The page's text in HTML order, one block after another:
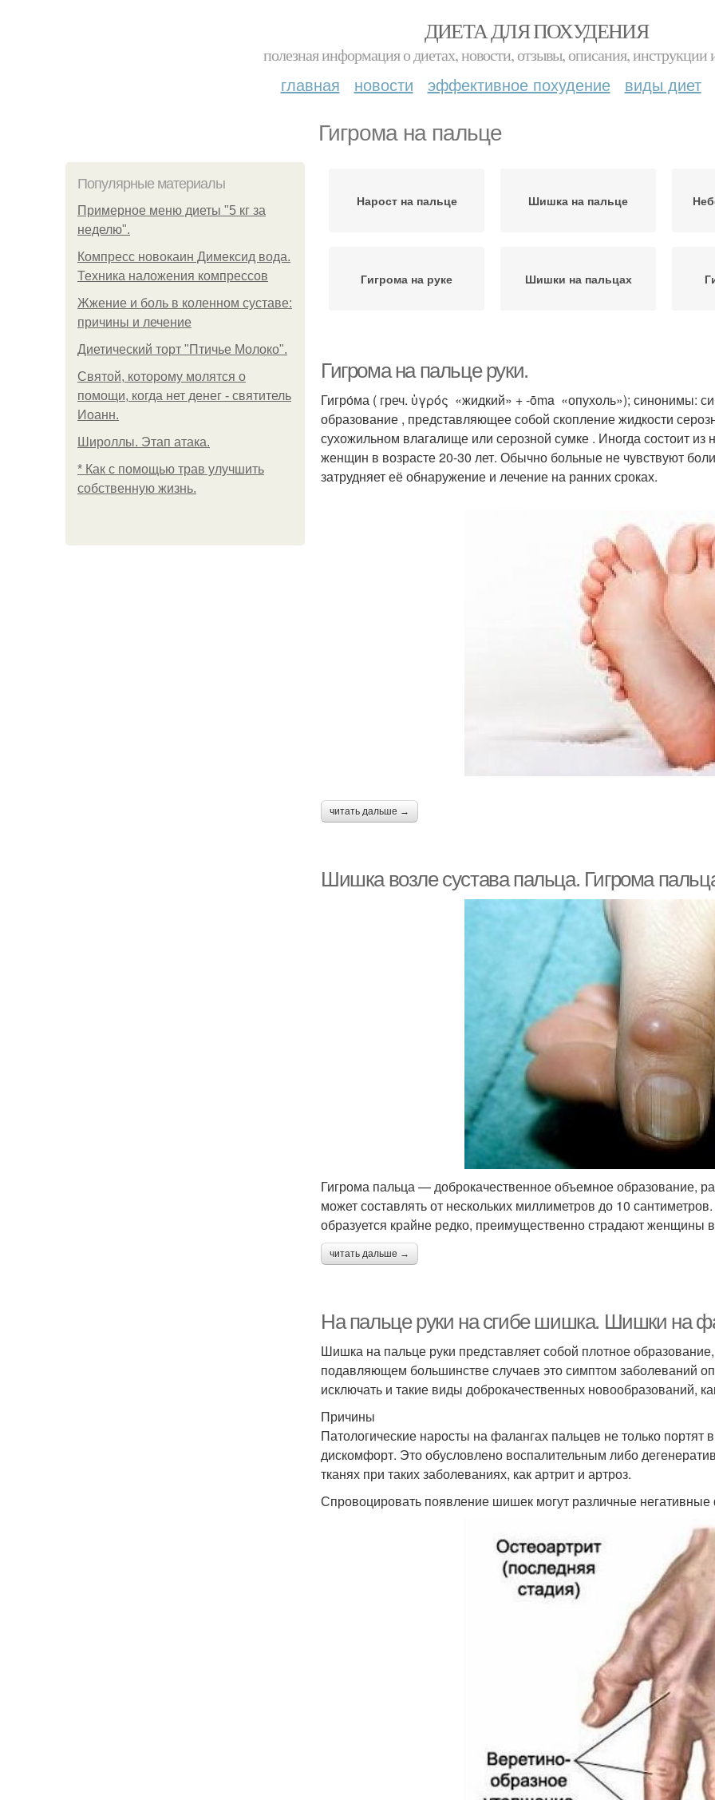
ДИЕТА ДЛЯ ПОХУДЕНИЯ
полезная информация о диетах, новости, отзывы, описания, инструкции
главная новости эффективное похудение виды диет
Гигрома на пальце
Популярные материалы
Примерное меню диеты "5 кг за
неделю".
Компресс новокаин Димексид вода.
Техника наложения компрессов
Жжение и боль в коленном суставе:
причины и лечение
Диетический торт "Птичье Молоко".
Святой, которому молятся о
помощи, когда нет денег - святитель
Иоанн.
Широллы. Этап атака.
* Как с помощью трав улучшить
собственную жизнь.
Нарост на пальце Шишка на пальце
Гигрома на руке Шишки на пальцах
Гигрома на пальце руки.
Гигро́ма ( греч. ὑγρός «жидкий» + -ōma «опухоль»); синонимы:
образование , представляющее собой скопление жидкости
сухожильном влагалище или серозной сумке . Иногда состоит из
женщин в возрасте 20-30 лет. Обычно больные не чувствуют
затрудняет её обнаружение и лечение на ранних сроках.
читать дальше →
Шишка возле сустава пальца. Гигрома
Гигрома пальца — доброкачественное объемное образование,
может составлять от нескольких миллиметров до 10
образуется крайне редко, преимущественно страдают женщины
читать дальше →
На пальце руки на сгибе шишка. Шишки на
Шишка на пальце руки представляет собой плотное
подавляющем большинстве случаев это симптом заболеваний
исключать и такие виды доброкачественных новообразований,
Причины
Патологические наросты на фалангах пальцев не только
дискомфорт. Это обусловлено воспалительным либо
тканях при таких заболеваниях, как артрит и артроз.
Спровоцировать появление шишек могут различные